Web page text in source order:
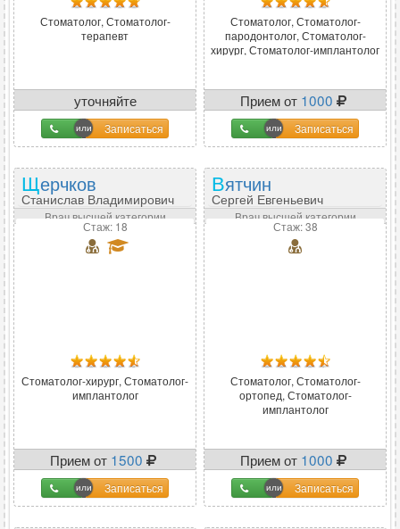
Стоматолог, Стоматолог-
терапевт
уточняйте
Записаться
Стоматолог, Стоматолог-
пародонтолог, Стоматолог-
хирург, Стоматолог-имплантолог
Прием от 1000
Записаться
Щерчков
Станислав Владимирович
Врач высшей категории
Стаж: 18
Стоматолог-хирург, Стоматолог-
имплантолог
Прием от 1500
Записаться
Вятчин
Сергей Евгеньевич
Врач высшей категории
Стаж: 38
Стоматолог, Стоматолог-
ортопед, Стоматолог-
имплантолог
Прием от 1000
Записаться